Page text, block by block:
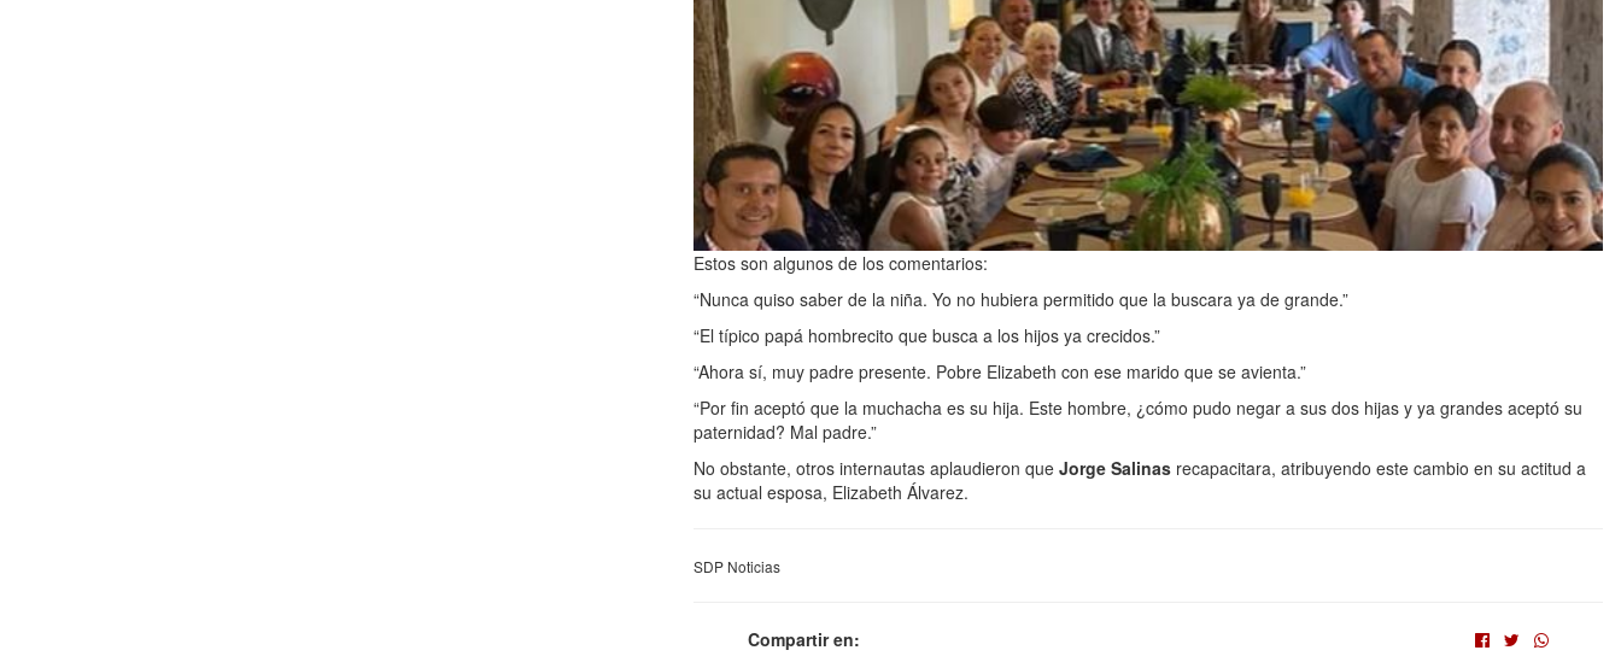
Estos son algunos de los comentarios:
“Nunca quiso saber de la niña. Yo no hubiera permitido que la buscara ya de grande.”
“El típico papá hombrecito que busca a los hijos ya crecidos.”
“Ahora sí, muy padre presente. Pobre Elizabeth con ese marido que se avienta.”
“Por fin aceptó que la muchacha es su hija. Este hombre, ¿cómo pudo negar a sus dos hijas y ya grandes aceptó su
paternidad? Mal padre.”
No obstante, otros internautas aplaudieron que Jorge Salinas recapacitara, atribuyendo este cambio en su actitud a
su actual esposa, Elizabeth Álvarez.
SDP Noticias
Compartir en: